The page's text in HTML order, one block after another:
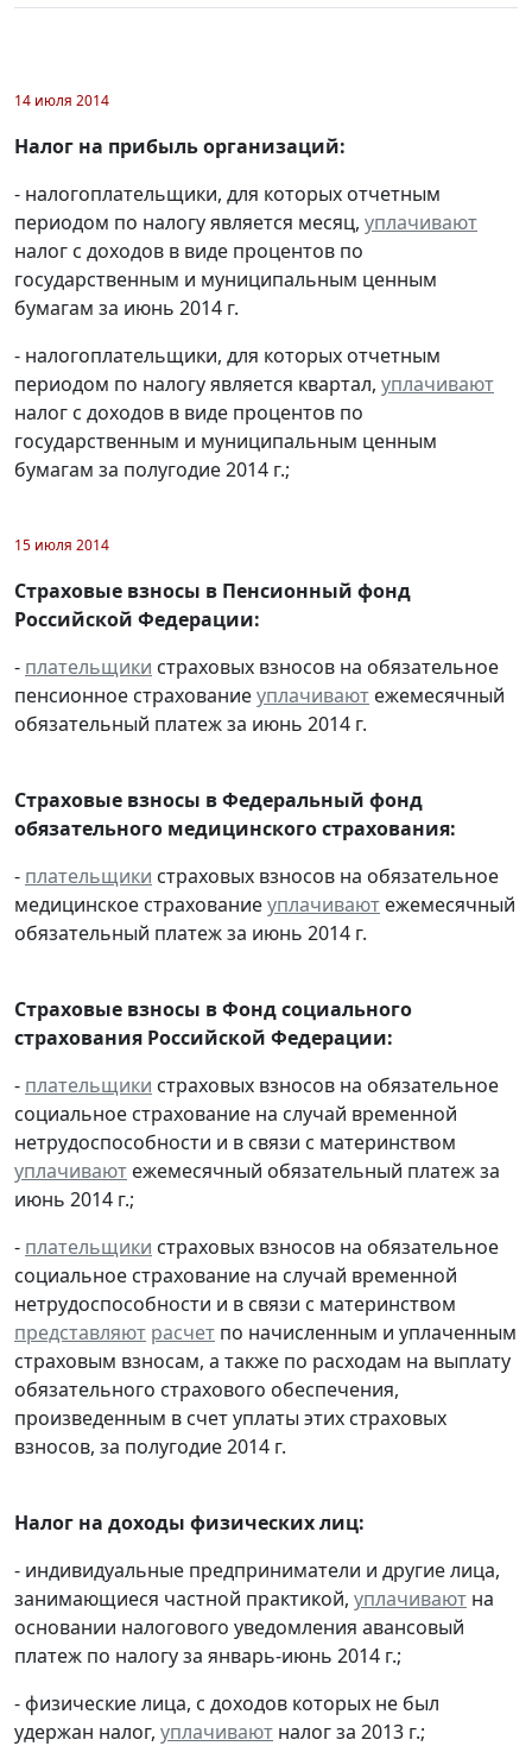
14 июля 2014
Налог на прибыль организаций:
- налогоплательщики, для которых отчетным
периодом по налогу является месяц, уплачивают
налог с доходов в виде процентов по
государственным и муниципальным ценным
бумагам за июнь 2014 г.
- налогоплательщики, для которых отчетным
периодом по налогу является квартал, уплачивают
налог с доходов в виде процентов по
государственным и муниципальным ценным
бумагам за полугодие 2014 г.;
15 июля 2014
Страховые взносы в Пенсионный фонд
Российской Федерации:
- плательщики страховых взносов на обязательное
пенсионное страхованиеуплачивают ежемесячный
обязательный платеж за июнь 2014 г.
Страховые взносы в Федеральный фонд
обязательного медицинского страхования:
- плательщики страховых взносов на обязательное
медицинское страхованиеуплачивают ежемесячный
обязательный платеж за июнь 2014 г.
Страховые взносы в Фонд социального
страхования Российской Федерации:
- плательщики страховых взносов на обязательное
социальное страхование на случай временной
нетрудоспособности и в связи с материнством
уплачивают ежемесячный обязательный платеж за
июнь 2014 г.;
- плательщики страховых взносов на обязательное
социальное страхование на случай временной
нетрудоспособности и в связи с материнством
представляют расчет по начисленным и уплаченным
страховым взносам, а также по расходам на выплату
обязательного страхового обеспечения,
произведенным в счет уплаты этих страховых
взносов, за полугодие 2014 г.
Налог на доходы физических лиц:
- индивидуальные предприниматели и другие лица,
занимающиеся частной практикой, уплачивают на
основании налогового уведомления авансовый
платеж по налогу за январь-июнь 2014 г.;
- физические лица, с доходов которых не был
удержан налог, уплачивают налог за 2013 г.;